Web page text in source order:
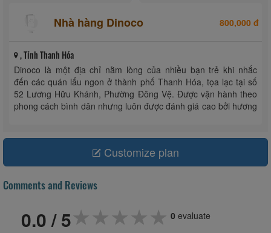
Nhà hàng Dinoco 800,000 đ
, Tỉnh Thanh Hóa
Dinoco là một địa chỉ nằm lòng của nhiều bạn trẻ khi nhắc
đến các quán lẩu ngon ở thành phố Thanh Hóa, tọa lạc tại số
52 Lương Hữu Khánh, Phường Đông Vệ. Được vận hành theo
phong cách bình dân nhưng luôn được đánh giá cao bởi hương
Customize plan
Comments and Reviews
0.0 / 5★★★★★
★★★★★
★★★★★ 0 evaluate